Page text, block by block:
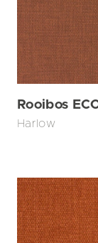
Rooibos
Harlow